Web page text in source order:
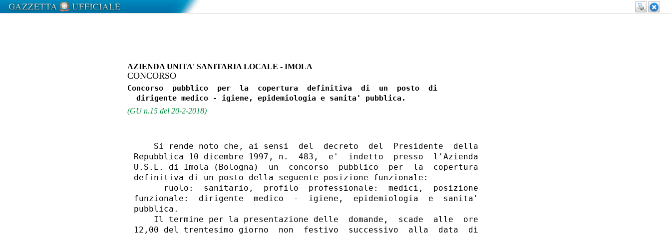
AZIENDA UNITA' SANITARIA LOCALE - IMOLA
CONCORSO
Concorso  pubblico  per  la  copertura  definitiva  di  un  posto  di
(GU n.15 del 20-2-2018)
    Si rende noto che, ai sensi  del  decreto  del  Presidente  della
Repubblica 10 dicembre 1997, n.  483,  e'  indetto  presso  l'Azienda
U.S.L. di Imola (Bologna)  un  concorso  pubblico  per  la  copertura
definitiva di un posto della seguente posizione funzionale:
      ruolo:  sanitario,  profilo  professionale:  medici,  posizione
funzionale:  dirigente  medico  -  igiene,  epidemiologia  e  sanita'
pubblica.
    Il termine per la presentazione delle  domande,  scade  alle  ore
12,00 del trentesimo giorno  non  festivo  successivo  alla  data  di